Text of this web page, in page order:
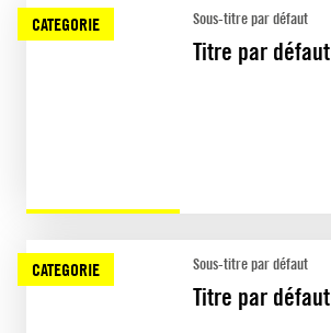
CATEGORIE Sous-titre par défaut
Titre par défaut
CATEGORIE Sous-titre par défaut
Titre par défaut